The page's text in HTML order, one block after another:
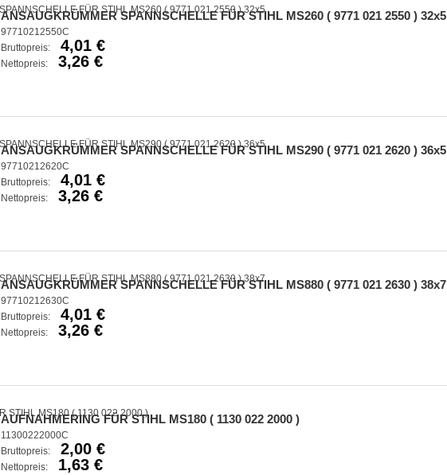
ANSAUGKRÜMMER SPANNSCHELLE FÜR STIHL MS260 ( 9771 021 2550 ) 32x5
97710212550C
Bruttopreis:
4,01 €
Nettopreis: 3,26 €
ANSAUGKRÜMMER SPANNSCHELLE FÜR STIHL MS290 ( 9771 021 2620 ) 36x5
97710212620C
Bruttopreis:
4,01 €
Nettopreis: 3,26 €
ANSAUGKRÜMMER SPANNSCHELLE FÜR STIHL MS880 ( 9771 021 2630 ) 38x7
97710212630C
Bruttopreis:
4,01 €
Nettopreis: 3,26 €
AUFNAHMERING FÜR STIHL MS180 ( 1130 022 2000 )
11300222000C
Bruttopreis:
2,00 €
Nettopreis: 1,63 €